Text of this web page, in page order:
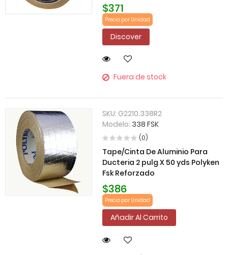
$371
Precio por Unidad
Discover
Fuera de stock
SKU: G2210.338R2
Modelo: 338 FSK
(0)
Tape/Cinta De Aluminio Para
Ducteria 2 pulg X 50 yds Polyken
Fsk Reforzado
$386
Precio por Unidad
Añadir Al Carrito